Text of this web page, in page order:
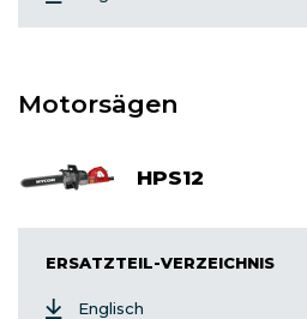
Motorsägen
HPS12
ERSATZTEIL-VERZEICHNIS
Englisch